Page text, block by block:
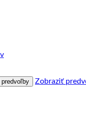
Zobraziť